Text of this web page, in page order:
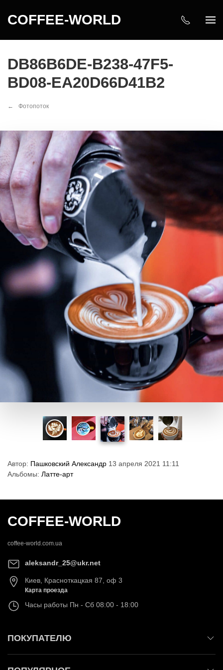
COFFEE-WORLD
DB86B6DE-B238-47F5-
BD08-EA20D66D41B2
Фотопоток
Автор: Пашковский Александр 13 апреля 2021 11:11
Альбомы: Латте-арт
COFFEE-WORLD
coffee-world.com.ua
aleksandr_25@ukr.net
Киев Красноткацкая 87, оф 3
Карта проезда
Часы работы Пн - Сб 08:00 - 18:00
ПОКУПАТЕЛЮ